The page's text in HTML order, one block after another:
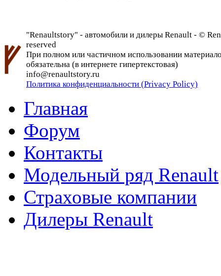
"Renaultstory" - автомобили и дилеры Renault - ©
reserved
При полном или частичном использовании
обязательна (в интернете гипертекстовая)
info@renaultstory.ru
Политика конфиденциальности (Privacy Policy)
Главная
Форум
Контакты
Модельный ряд Renault
Страховые компании
Дилеры Renault